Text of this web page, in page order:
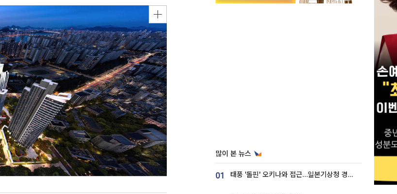
많이 본 뉴스
01 태풍 '돌핀' 오키나와 접근…일본기상청 경로 업데이트